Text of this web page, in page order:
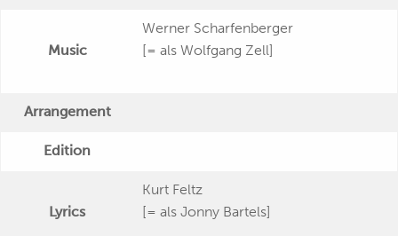
Music
Werner Scharfenberger
[= als Wolfgang Zell]
Arrangement
Edition
Lyrics
Kurt Feltz
[= als Jonny Bartels]